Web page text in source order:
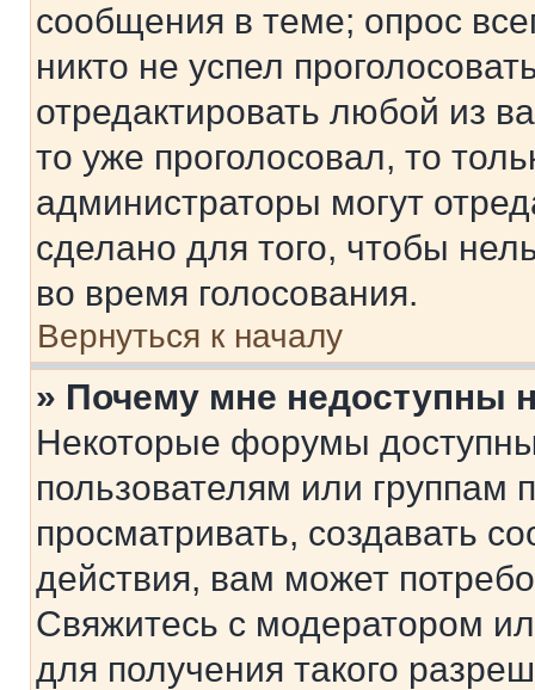
сообщения в теме; опрос
никто не успел
отредактировать любой из
то уже проголосовал, то
администраторы могут
сделано для того, чтобы
во время голосования.
Вернуться к началу
» Почему мне недоступны
Некоторые форумы
пользователям или группам
просматривать, создавать
действия, вам может
Свяжитесь с модератором
для получения такого